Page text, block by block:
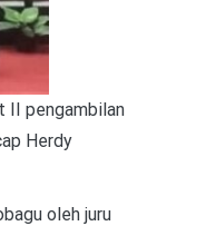
II pengambilan
Herdy
oleh juru